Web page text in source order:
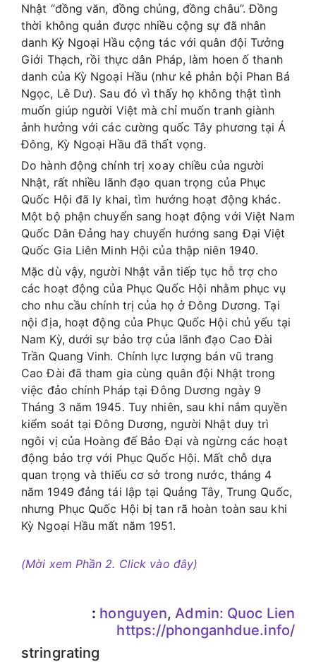
Nhật “đồng văn, đồng chủng, đồng châu”. Đồng
thời không quản được nhiều cộng sự đã nhân
danh Kỳ Ngoại Hầu cộng tác với quân đội Tưởng
Giới Thạch, rồi thực dân Pháp, làm hoen ố thanh
danh của Kỳ Ngoại Hầu (như kẻ phản bội Phan Bá
Ngọc, Lê Dư). Sau đó vì thấy họ không thật tình
muốn giúp người Việt mà chỉ muốn tranh giành
ảnh hưởng với các cường quốc Tây phương tại Á
Đông, Kỳ Ngoại Hầu đã thất vọng.
Do hành động chính trị xoay chiều của người
Nhật, rất nhiều lãnh đạo quan trọng của Phục
Quốc Hội đã ly khai, tìm hướng hoạt động khác.
Một bộ phận chuyển sang hoạt động với Việt Nam
Quốc Dân Đảng hay chuyển hướng sang Đại Việt
Quốc Gia Liên Minh Hội của thập niên 1940.
Mặc dù vậy, người Nhật vẫn tiếp tục hỗ trợ cho
các hoạt động của Phục Quốc Hội nhằm phục vụ
cho nhu cầu chính trị của họ ở Đông Dương. Tại
nội địa, hoạt động của Phục Quốc Hội chủ yếu tại
Nam Kỳ, dưới sự bảo trợ của lãnh đạo Cao Đài
Trần Quang Vinh. Chính lực lượng bán vũ trang
Cao Đài đã tham gia cùng quân đội Nhật trong
việc đảo chính Pháp tại Đông Dương ngày 9
Tháng 3 năm 1945. Tuy nhiên, sau khi nắm quyền
kiểm soát tại Đông Dương, người Nhật duy trì
ngôi vị của Hoàng đế Bảo Đại và ngừng các hoạt
động bảo trợ với Phục Quốc Hội. Mất chỗ dựa
quan trọng và thiếu cơ sở trong nước, tháng 4
năm 1949 đảng tái lập tại Quảng Tây, Trung Quốc,
nhưng Phục Quốc Hội bị tan rã hoàn toàn sau khi
Kỳ Ngoại Hầu mất năm 1951.
(Mời xem Phần 2. Click vào đây)
: honguyen, Admin: Quoc Lien
https://phonganhdue.info/
stringrating